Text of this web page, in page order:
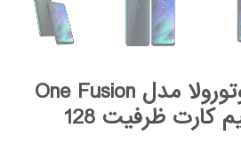
گوشی موبایل موتورولا مدل One Fusion
XT2073-1 دو سیم کارت ظرفیت 128